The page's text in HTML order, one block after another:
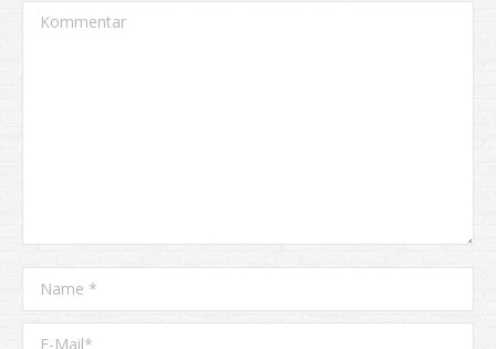
Kommentar
Name *
E-Mail *